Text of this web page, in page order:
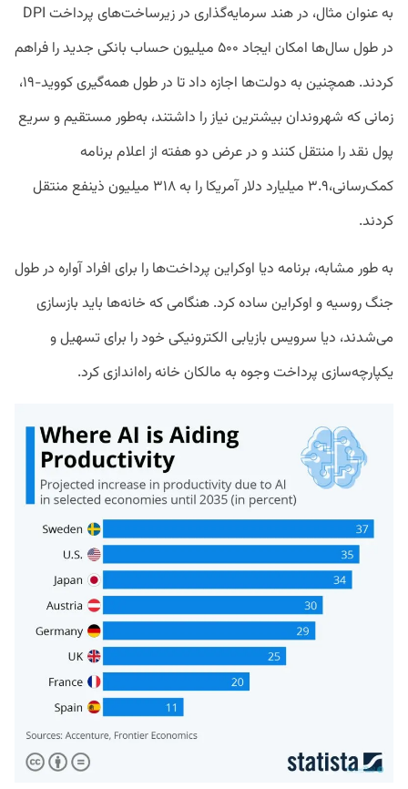
به عنوان مثال، در هند سرمایه‌گذاری در زیرساخت‌های پرداخت DPI
در طول سال‌ها امکان ایجاد ۵۰۰ میلیون حساب بانکی جدید را فراهم
کردند. همچنین به دولت‌ها اجازه داد تا در طول همه‌گیری کووید-۱۹،
زمانی که شهروندان بیشترین نیاز را داشتند، به‌طور مستقیم و سریع
پول نقد را منتقل کنند و در عرض دو هفته از اعلام برنامه
کمک‌رسانی،۳.۹ میلیارد دلار آمریکا را به ۳۱۸ میلیون ذینفع منتقل
کردند.
به طور مشابه، برنامه دیا اوکراین پرداخت‌ها را برای افراد آواره در طول
جنگ روسیه و اوکراین ساده کرد. هنگامی که خانه‌ها باید بازسازی
می‌شدند، دیا سرویس بازیابی الکترونیکی خود را برای تسهیل و
یکپارچه‌سازی پرداخت وجوه به مالکان خانه راه‌اندازی کرد.